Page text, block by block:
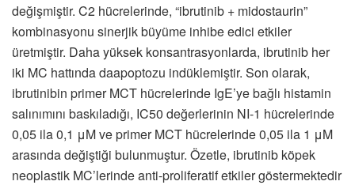
değişmiştir. C2 hücrelerinde, “ibrutinib + midostaurin”
kombinasyonu sinerjik büyüme inhibe edici etkiler
üretmiştir. Daha yüksek konsantrasyonlarda, ibrutinib her
iki MC hattında daapoptozu indüklemiştir. Son olarak,
ibrutinibin primer MCT hücrelerinde IgE’ye bağlı histamin
salınımını baskıladığı, IC50 değerlerinin NI-1 hücrelerinde
0,05 ila 0,1 μM ve primer MCT hücrelerinde 0,05 ila 1 μM
arasında değiştiği bulunmuştur. Özetle, ibrutinib köpek
neoplastik MC’lerinde anti-proliferatif etkiler göstermektedir